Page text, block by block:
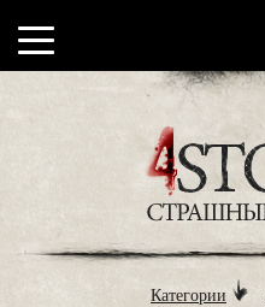
Категории